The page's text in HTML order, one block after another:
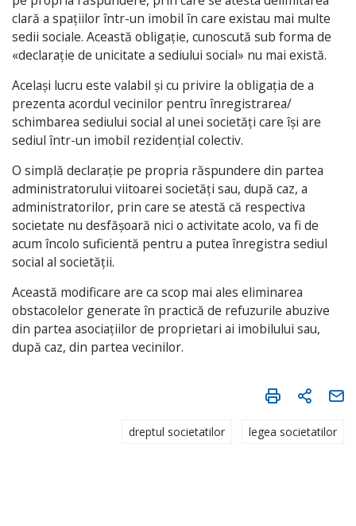
clară a spațiilor într-un imobil în care existau mai multe
sedii sociale. Această obligație, cunoscută sub forma de
«declarație de unicitate a sediului social» nu mai există.
Același lucru este valabil și cu privire la obligația de a
prezenta acordul vecinilor pentru înregistrarea/
schimbarea sediului social al unei societăți care își are
sediul într-un imobil rezidențial colectiv.
O simplă declarație pe propria răspundere din partea
administratorului viitoarei societăți sau, după caz, a
administratorilor, prin care se atestă că respectiva
societate nu desfășoară nici o activitate acolo, va fi de
acum încolo suficientă pentru a putea înregistra sediul
social al societății.
Această modificare are ca scop mai ales eliminarea
obstacolelor generate în practică de refuzurile abuzive
din partea asociațiilor de proprietari ai imobilului sau,
după caz, din partea vecinilor.
dreptul societatilor legea societatilor